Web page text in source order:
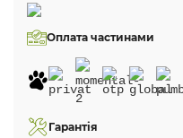
Оплата частинами
Гарантія